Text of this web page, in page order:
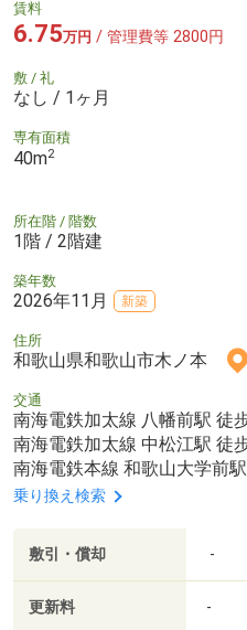
賃料
6.75万円 / 管理費等 2800円
敷 / 礼
なし / 1ヶ月
専有面積
40m2
所在階 / 階数
1階 / 2階建
築年数
2026年11月 新築
住所
和歌山県和歌山市木ノ本
交通
南海電鉄加太線 八幡前駅 徒
南海電鉄加太線 中松江駅 徒
南海電鉄本線 和歌山大学前
乗り換え検索
敷引・償却 -
更新料 -